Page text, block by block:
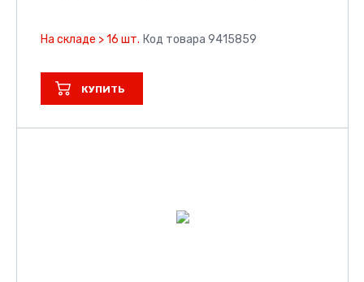
На складе > 16 шт. Код товара 9415859
КУПИТЬ